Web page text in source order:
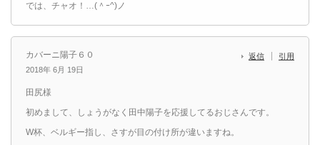
では、チャオ！…(＾ｰ^)ノ
カバーニ陽子６０
2018年 6月 19日
返信 引用
田尻様
初めまして、しょうがなく田中陽子を応援してるおじさんです。
W杯、ベルギー指し、さすが目の付け所が違いますね。